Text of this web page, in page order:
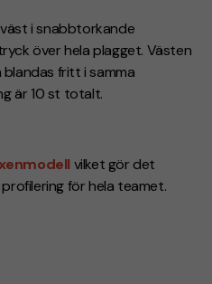
i snabbtorkande
över hela plagget. Västen
fritt i samma
är 10 st totalt.
vilket gör det
för hela teamet.